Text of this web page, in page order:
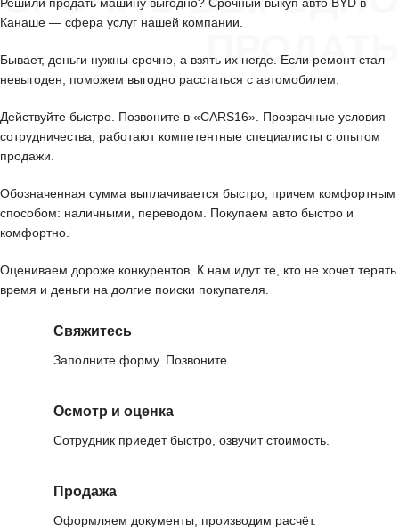
ПРОДАТЬ
Канаше — сфера услуг нашей компании.
Бывает, деньги нужны срочно, а взять их негде. Если ремонт стал
невыгоден, поможем выгодно расстаться с автомобилем.
Действуйте быстро. Позвоните в «CARS16». Прозрачные условия
сотрудничества, работают компетентные специалисты с опытом
продажи.
Обозначенная сумма выплачивается быстро, причем комфортным
способом: наличными, переводом. Покупаем авто быстро и
комфортно.
Оцениваем дороже конкурентов. К нам идут те, кто не хочет терять
время и деньги на долгие поиски покупателя.
Свяжитесь
Заполните форму. Позвоните.
Осмотр и оценка
Сотрудник приедет быстро, озвучит стоимость.
Продажа
Оформляем документы, производим расчёт.